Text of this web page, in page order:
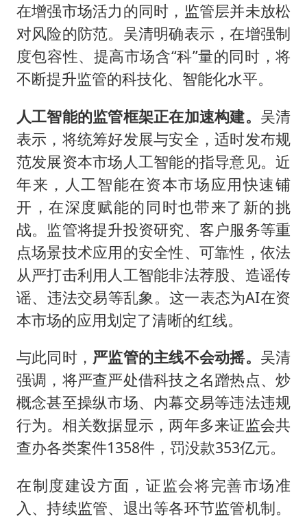
在增强市场活力的同时，监管层并未放松
对风险的防范。吴清明确表示，在增强制
度包容性、提高市场含“科”量的同时，将
不断提升监管的科技化、智能化水平。
人工智能的监管框架正在加速构建。 吴清
表示，将统筹好发展与安全，适时发布规
范发展资本市场人工智能的指导意见。近
年来，人工智能在资本市场应用快速铺
开，在深度赋能的同时也带来了新的挑
战。监管将提升投资研究、客户服务等重
点场景技术应用的安全性、可靠性，依法
从严打击利用人工智能非法荐股、造谣传
谣、违法交易等乱象。这一表态为AI在资
本市场的应用划定了清晰的红线。
与此同时， 严监管的主线不会动摇。 吴清
强调，将严查严处借科技之名蹭热点、炒
概念甚至操纵市场、内幕交易等违法违规
行为。相关数据显示，两年多来证监会共
查办各类案件1358件，罚没款353亿元。
在制度建设方面，证监会将完善市场准
入、持续监管、退出等各环节监管机制。